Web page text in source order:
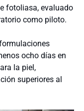
fotoliasa, evaluado
como piloto.
ocho días en
la piel,
superiores al